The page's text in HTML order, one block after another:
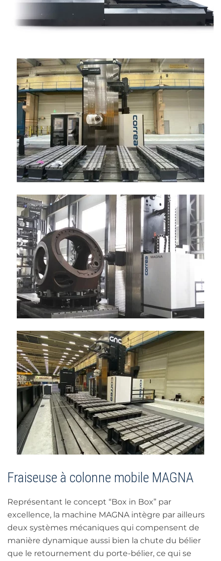
Fraiseuse à colonne mobile MAGNA
Représentant le concept “Box in Box” par
excellence, la machine MAGNA intègre par ailleurs
deux systèmes mécaniques qui compensent de
manière dynamique aussi bien la chute du bélier
que le retournement du porte-bélier, ce qui se